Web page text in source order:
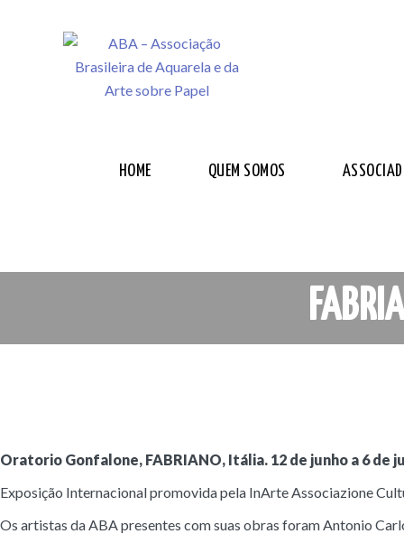
HOME QUEM SOMOS
Oratorio Gonfalone, FABRIANO, Itália. 12 de junho a 6 de
Exposição Internacional promovida pela InArte Associazione
Os artistas da ABA presentes com suas obras foram Antonio